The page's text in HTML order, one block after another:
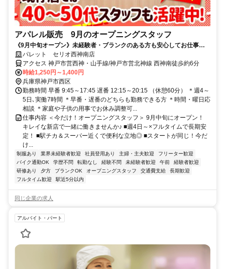
アパレル販売 9月のオープニングスタッフ
《9月中旬オープン》未経験者・ブランクのある方も安心してお仕事で
きる◎週4～5日で収入安定！声かけなしの店舗スタッフ◎社保完備
パレット セリオ西神南店
アクセス 神戸市営西神・山手線/神戸市営北神線 西神南徒歩約6分
時給1,250円～1,400円
兵庫県神戸市西区
勤務時間 早番 9:45～17:45 遅番 12:15～20:15 （休憩60分） ＊週4～
5日､実働7時間 ＊早番・遅番のどちらも勤務できる方 ＊時間・曜日応
相談 ＊家庭や子供の用事でお休み調整可...
仕事内容 ＜今だけ！オープニングスタッフ＞ 9月中旬にオープン！
キレイな新店で一緒に働きませんか♪ ■週4日～×フルタイムで長期安
定！ ■駅チカ＆スーパー近くで便利な立地◎ ■スタートが同じ！今だ
け...
制服あり 業界未経験者歓迎 社員登用あり 主婦・主夫歓迎
フリーター歓迎
バイク通勤OK
学歴不問 転勤なし 経験不問 未経験者歓迎 午前
経験者歓迎
研修あり
夕方 ブランクOK オープニングスタッフ 交通費支給
長期歓迎
フルタイム歓迎
駅近5分以内
同じ企業の求人
アルバイト・パート